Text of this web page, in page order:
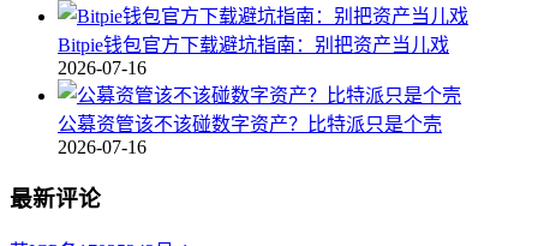
Bitpie钱包官方下载避坑指南：别把资产当儿戏
2026-07-16
公募资管该不该碰数字资产？比特派只是个壳
2026-07-16
最新评论